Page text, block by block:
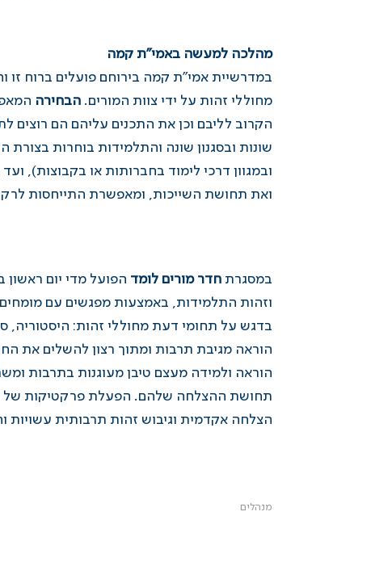
מהלכה למעשה באמי"ת קמה
במדרשיית אמי"ת קמה בירוחם פועלים ברוח זו
מחוללי זהות על ידי צוות המורים. הבחירה
הקרוב לליבם וכן את התכנים עליהם הם
שונות ובסגנון שונה והתלמידות בוחרות
ובמגוון דרכי לימוד בחברותות או בקבוצות),
ואת תחושת השייכות, ומאפשרת התייחסות
במסגרת חדר מורים לומד הפועל מדי יום
וזהות התלמידות, באמצעות מפגשים עם
בדגש על תחומי דעת מחוללי זהות: היסטוריה,
הוראה מגיבת תרבות ומתוך רצון להשלים את
הוראה ולמידה מעצם טיבן מעוגנות בתרבות
תחושת ההצלחה שלהם. הפעלת פרקטיקות של
הצלחה אקדמית וגיבוש זהות תרבותית עשויות
מנהלים